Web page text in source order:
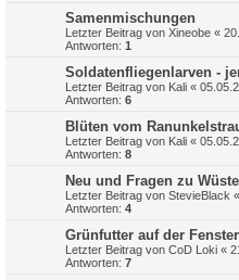
Samenmischungen
Letzter Beitrag von Xineobe «
Antworten: 1
Soldatenfliegenlarven -
Letzter Beitrag von Kali «
Antworten: 6
Blüten vom
Letzter Beitrag von Kali «
Antworten: 8
Neu und Fragen zu
Letzter Beitrag von StevieBlack «
Antworten: 4
Grünfutter auf der
Letzter Beitrag von CoD Loki «
Antworten: 7